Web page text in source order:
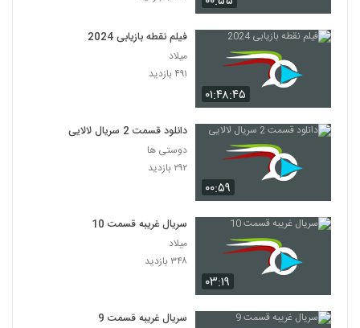
۰۱:۴۸:۴۵
فیلم نقطه بازیابی 2024
میلاد
۴۹۱ بازدید
۰۰:۵۹
دانلود قسمت 2 سریال لالایی
دوستی ها
۲۹۲ بازدید
۰۳:۱۹
سریال غریبه قسمت 10
میلاد
۳۴۸ بازدید
سریال غریبه قسمت 9